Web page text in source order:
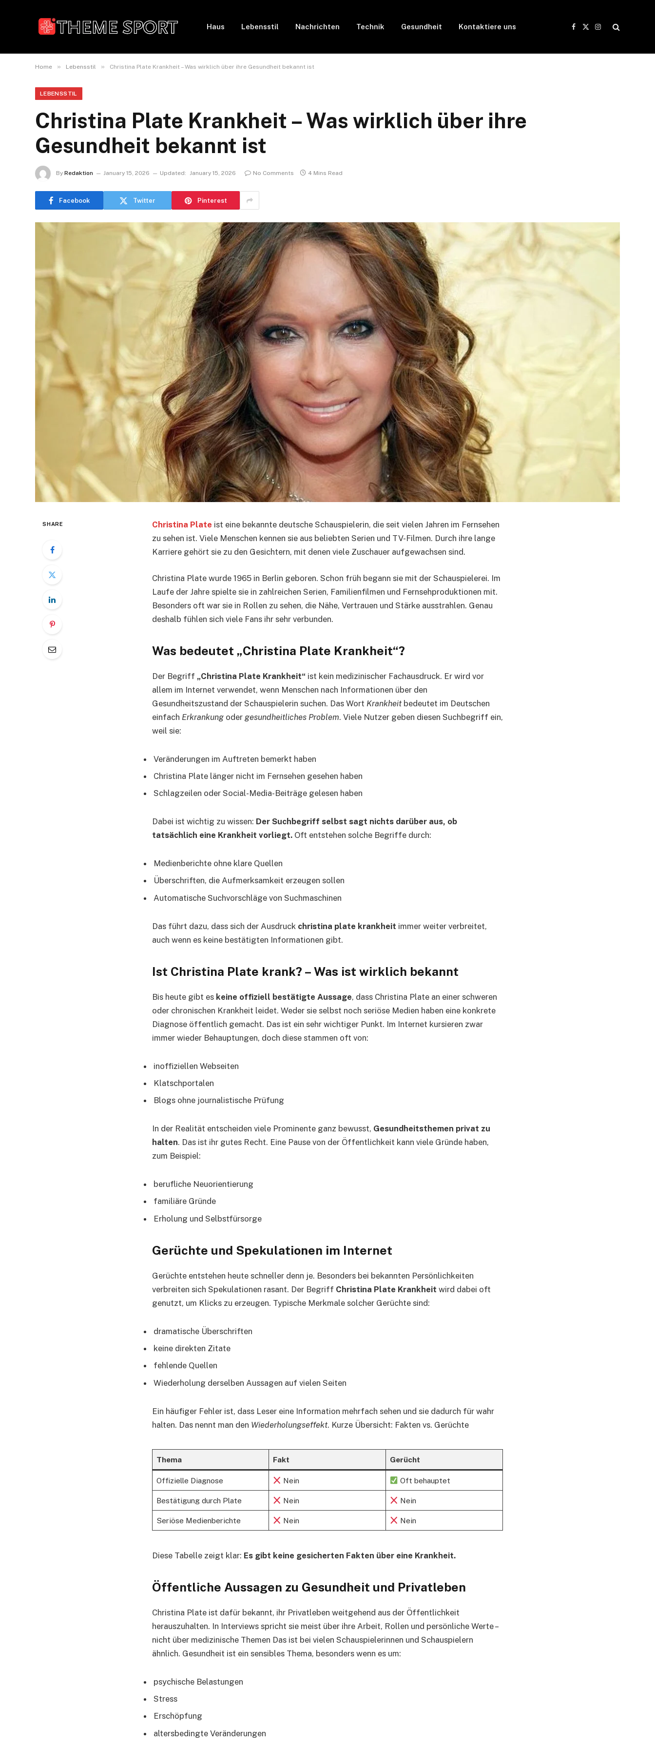
Haus Lebensstil Nachrichten Technik Gesundheit Kontaktiere uns
Facebook
X
Instagram
Home » Lebensstil » Christina Plate Krankheit – Was wirklich über ihre Gesundheit bekannt ist
LEBENSSTIL
Christina Plate Krankheit – Was wirklich über ihre
Gesundheit bekannt ist
By Redaktion January 15, 2026 Updated: January 15, 2026 No Comments 4 Mins Read
Facebook Twitter Pinterest
SHARE Christina Plate ist eine bekannte deutsche Schauspielerin, die seit vielen Jahren im Fernsehen
zu sehen ist. Viele Menschen kennen sie aus beliebten Serien und TV-Filmen. Durch ihre lange
Karriere gehört sie zu den Gesichtern, mit denen viele Zuschauer aufgewachsen sind.
Christina Plate wurde 1965 in Berlin geboren. Schon früh begann sie mit der Schauspielerei. Im
Laufe der Jahre spielte sie in zahlreichen Serien, Familienfilmen und Fernsehproduktionen mit.
Besonders oft war sie in Rollen zu sehen, die Nähe, Vertrauen und Stärke ausstrahlen. Genau
deshalb fühlen sich viele Fans ihr sehr verbunden.
Was bedeutet „Christina Plate Krankheit“?
Der Begriff „Christina Plate Krankheit“ ist kein medizinischer Fachausdruck. Er wird vor
allem im Internet verwendet, wenn Menschen nach Informationen über den
Gesundheitszustand der Schauspielerin suchen. Das Wort Krankheit bedeutet im Deutschen
einfach Erkrankung oder gesundheitliches Problem. Viele Nutzer geben diesen Suchbegriff ein,
weil sie:
Veränderungen im Auftreten bemerkt haben
Christina Plate länger nicht im Fernsehen gesehen haben
Schlagzeilen oder Social-Media-Beiträge gelesen haben
Dabei ist wichtig zu wissen: Der Suchbegriff selbst sagt nichts darüber aus, ob
tatsächlich eine Krankheit vorliegt. Oft entstehen solche Begriffe durch:
Medienberichte ohne klare Quellen
Überschriften, die Aufmerksamkeit erzeugen sollen
Automatische Suchvorschläge von Suchmaschinen
Das führt dazu, dass sich der Ausdruck christina plate krankheit immer weiter verbreitet,
auch wenn es keine bestätigten Informationen gibt.
Ist Christina Plate krank? – Was ist wirklich bekannt
Bis heute gibt es keine offiziell bestätigte Aussage, dass Christina Plate an einer schweren
oder chronischen Krankheit leidet. Weder sie selbst noch seriöse Medien haben eine konkrete
Diagnose öffentlich gemacht. Das ist ein sehr wichtiger Punkt. Im Internet kursieren zwar
immer wieder Behauptungen, doch diese stammen oft von:
inoffiziellen Webseiten
Klatschportalen
Blogs ohne journalistische Prüfung
In der Realität entscheiden viele Prominente ganz bewusst, Gesundheitsthemen privat zu
halten. Das ist ihr gutes Recht. Eine Pause von der Öffentlichkeit kann viele Gründe haben,
zum Beispiel:
berufliche Neuorientierung
familiäre Gründe
Erholung und Selbstfürsorge
Gerüchte und Spekulationen im Internet
Gerüchte entstehen heute schneller denn je. Besonders bei bekannten Persönlichkeiten
verbreiten sich Spekulationen rasant. Der Begriff Christina Plate Krankheit wird dabei oft
genutzt, um Klicks zu erzeugen. Typische Merkmale solcher Gerüchte sind:
dramatische Überschriften
keine direkten Zitate
fehlende Quellen
Wiederholung derselben Aussagen auf vielen Seiten
Ein häufiger Fehler ist, dass Leser eine Information mehrfach sehen und sie dadurch für wahr
halten. Das nennt man den Wiederholungseffekt. Kurze Übersicht: Fakten vs. Gerüchte
Thema Fakt Gerücht
Offizielle Diagnose Nein Oft behauptet
Bestätigung durch Plate Nein Nein
Seriöse Medienberichte Nein Nein
Diese Tabelle zeigt klar: Es gibt keine gesicherten Fakten über eine Krankheit.
Öffentliche Aussagen zu Gesundheit und Privatleben
Christina Plate ist dafür bekannt, ihr Privatleben weitgehend aus der Öffentlichkeit
herauszuhalten. In Interviews spricht sie meist über ihre Arbeit, Rollen und persönliche Werte –
nicht über medizinische Themen Das ist bei vielen Schauspielerinnen und Schauspielern
ähnlich. Gesundheit ist ein sensibles Thema, besonders wenn es um:
psychische Belastungen
Stress
Erschöpfung
altersbedingte Veränderungen